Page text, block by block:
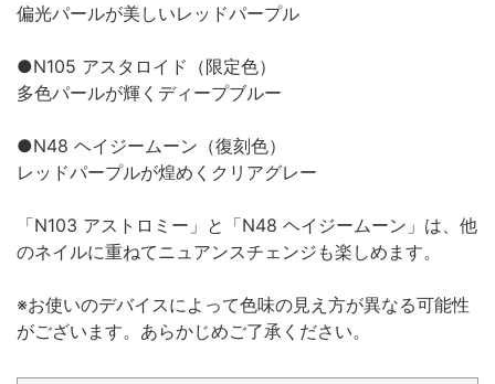
偏光パールが美しいレッドパープル
●N105 アスタロイド（限定色）
多色パールが輝くディープブルー
●N48 ヘイジームーン（復刻色）
レッドパープルが煌めくクリアグレー
「N103 アストロミー」と「N48 ヘイジームーン」は、他
のネイルに重ねてニュアンスチェンジも楽しめます。
※お使いのデバイスによって色味の見え方が異なる可能性
がございます。あらかじめご了承ください。